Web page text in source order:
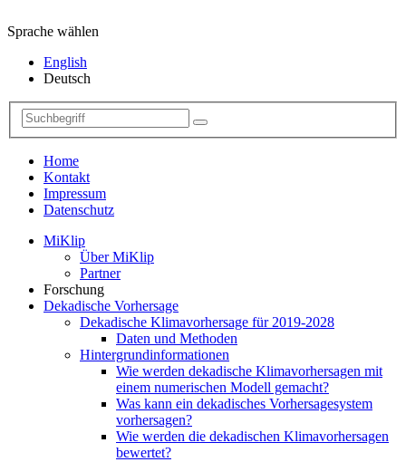
Sprache wählen
English
Deutsch
Home
Kontakt
Impressum
Datenschutz
MiKlip
Über MiKlip
Partner
Forschung
Dekadische Vorhersage
Dekadische Klimavorhersage für 2019-2028
Daten und Methoden
Hintergrundinformationen
Wie werden dekadische Klimavorhersagen mit
einem numerischen Modell gemacht?
Was kann ein dekadisches Vorhersagesystem
vorhersagen?
Wie werden die dekadischen Klimavorhersagen
bewertet?